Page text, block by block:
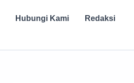
Hubungi Kami
Redaksi